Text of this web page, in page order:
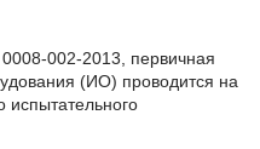
002-2013, первичная
(ИО) проводится на
испытательного